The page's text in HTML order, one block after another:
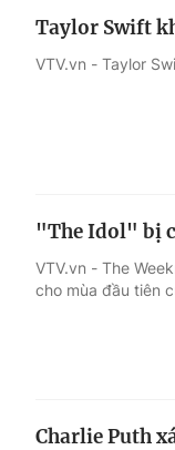
Điện ảnh
Âm nhạc
Taylor Swift
VTV.vn - Taylor
"The Idol" bị
VTV.vn - The
cho mùa đầu tiên
Charlie Puth